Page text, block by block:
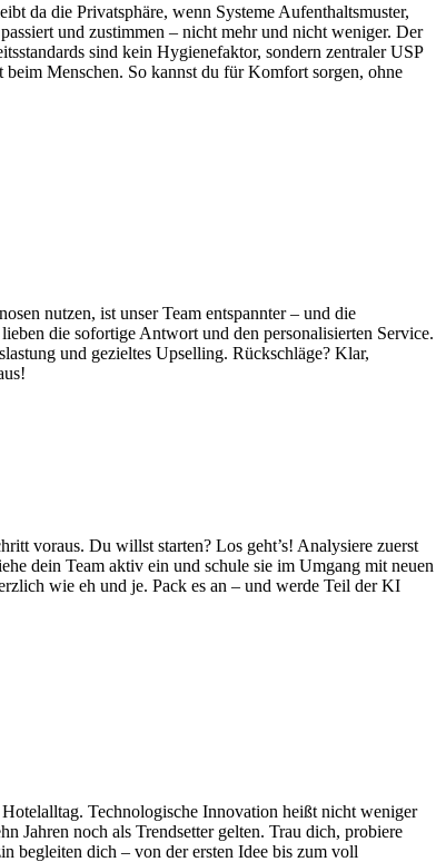
da die Privatsphäre, wenn Systeme Aufenthaltsmuster,
und zustimmen – nicht mehr und nicht weniger. Der
sind kein Hygienefaktor, sondern zentraler USP
Menschen. So kannst du für Komfort sorgen, ohne
nutzen, ist unser Team entspannter – und die
die sofortige Antwort und den personalisierten Service.
und gezieltes Upselling. Rückschläge? Klar,
voraus. Du willst starten? Los geht’s! Analysiere zuerst
dein Team aktiv ein und schule sie im Umgang mit neuen
wie eh und je. Pack es an – und werde Teil der KI
Technologische Innovation heißt nicht weniger
Jahren noch als Trendsetter gelten. Trau dich, probiere
begleiten dich – von der ersten Idee bis zum voll